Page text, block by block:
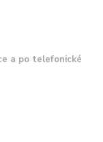
a po telefonické